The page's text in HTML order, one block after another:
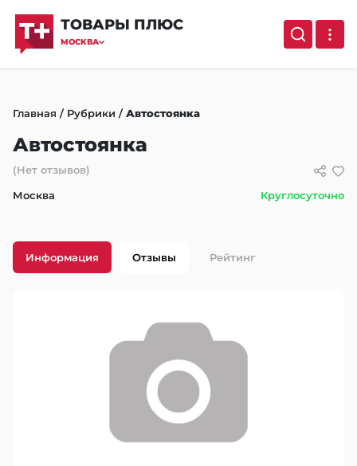
ТОВАРЫ ПЛЮС
МОСКВА
Главная / Рубрики /Автостоянка
Автостоянка
(Нет отзывов)
Москва
Круглосуточно
Информация Отзывы Рейтинг